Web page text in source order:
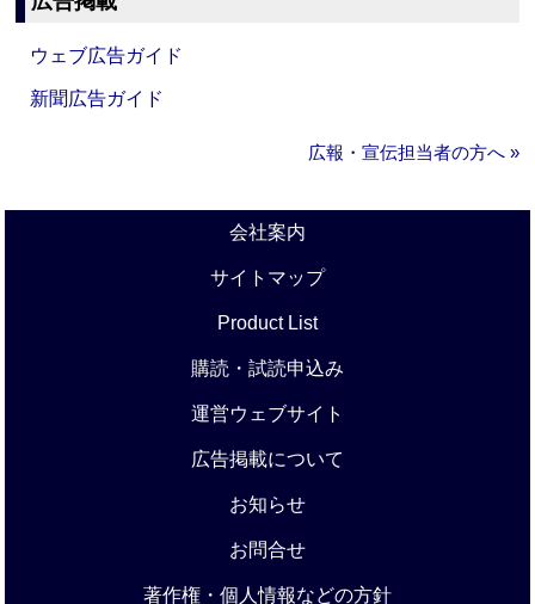
ウェブ広告ガイド
新聞広告ガイド
広報・宣伝担当者の方へ »
会社案内
サイトマップ
Product List
購読・試読申込み
運営ウェブサイト
広告掲載について
お知らせ
お問合せ
著作権・個人情報などの方針